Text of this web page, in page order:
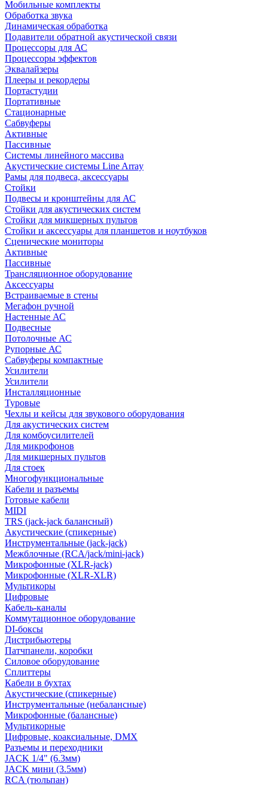
Мобильные комплекты
Обработка звука
Динамическая обработка
Подавители обратной акустической связи
Процессоры для АС
Процессоры эффектов
Эквалайзеры
Плееры и рекордеры
Портастудии
Портативные
Стационарные
Сабвуферы
Активные
Пассивные
Системы линейного массива
Акустические системы Line Array
Рамы для подвеса, аксессуары
Стойки
Подвесы и кронштейны для АС
Стойки для акустических систем
Стойки для микшерных пультов
Стойки и аксессуары для планшетов и ноутбуков
Сценические мониторы
Активные
Пассивные
Трансляционное оборудование
Аксессуары
Встраиваемые в стены
Мегафон ручной
Настенные АС
Подвесные
Потолочные АС
Рупорные АС
Сабвуферы компактные
Усилители
Усилители
Инсталляционные
Туровые
Чехлы и кейсы для звукового оборудования
Для акустических систем
Для комбоусилителей
Для микрофонов
Для микшерных пультов
Для стоек
Многофункциональные
Кабели и разъемы
Готовые кабели
MIDI
TRS (jack-jack балансный)
Акустические (спикерные)
Инструментальные (jack-jack)
Межблочные (RCA/jack/mini-jack)
Микрофонные (XLR-jack)
Микрофонные (XLR-XLR)
Мультикоры
Цифровые
Кабель-каналы
Коммутационное оборудование
DI-боксы
Дистрибьютеры
Патчпанели, коробки
Силовое оборудование
Сплиттеры
Кабели в бухтах
Акустические (спикерные)
Инструментальные (небалансные)
Микрофонные (балансные)
Мультикорные
Цифровые, коаксиальные, DMX
Разъемы и переходники
JACK 1/4" (6.3мм)
JACK мини (3.5мм)
RCA (тюльпан)